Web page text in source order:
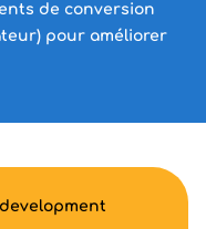
de conversion
pour améliorer